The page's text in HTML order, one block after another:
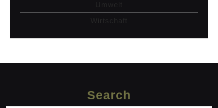
Umwelt
Wirtschaft
Search